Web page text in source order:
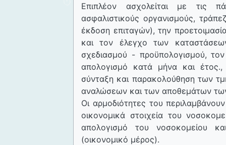
Επιπλέον ασχολείται με τις
ασφαλιστικούς οργανισμούς,
έκδοση επιταγών), την
και τον έλεγχο των
σχεδιασμού - προϋπολογισμού,
απολογισμό κατά μήνα και
σύνταξη και παρακολούθηση των
αναλώσεων και των αποθεμάτων
Οι αρμοδιότητες του
οικονομικά στοιχεία του
απολογισμό του νοσοκομείου
(οικονομικό μέρος).